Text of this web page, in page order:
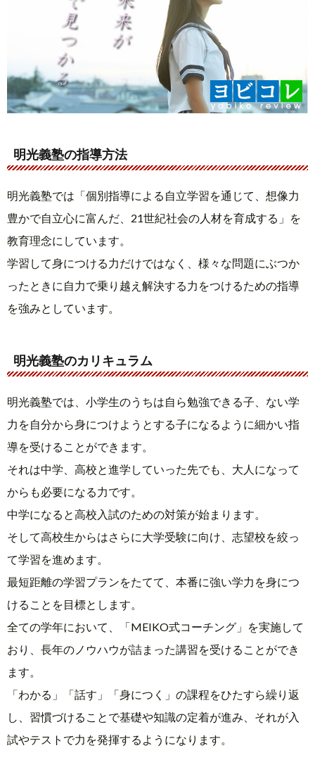
明光義塾の指導方法
明光義塾では「個別指導による自立学習を通じて、想像力
豊かで自立心に富んだ、21世紀社会の人材を育成する」を
教育理念にしています。
学習して身につける力だけではなく、様々な問題にぶつか
ったときに自力で乗り越え解決する力をつけるための指導
を強みとしています。
明光義塾のカリキュラム
明光義塾では、小学生のうちは自ら勉強できる子、ない学
力を自分から身につけようとする子になるように細かい指
導を受けることができます。
それは中学、高校と進学していった先でも、大人になって
からも必要になる力です。
中学になると高校入試のための対策が始まります。
そして高校生からはさらに大学受験に向け、志望校を絞っ
て学習を進めます。
最短距離の学習プランをたてて、本番に強い学力を身につ
けることを目標とします。
全ての学年において、「MEIKO式コーチング」を実施して
おり、長年のノウハウが詰まった講習を受けることができ
ます。
「わかる」「話す」「身につく」の課程をひたすら繰り返
し、習慣づけることで基礎や知識の定着が進み、それが入
試やテストで力を発揮するようになります。